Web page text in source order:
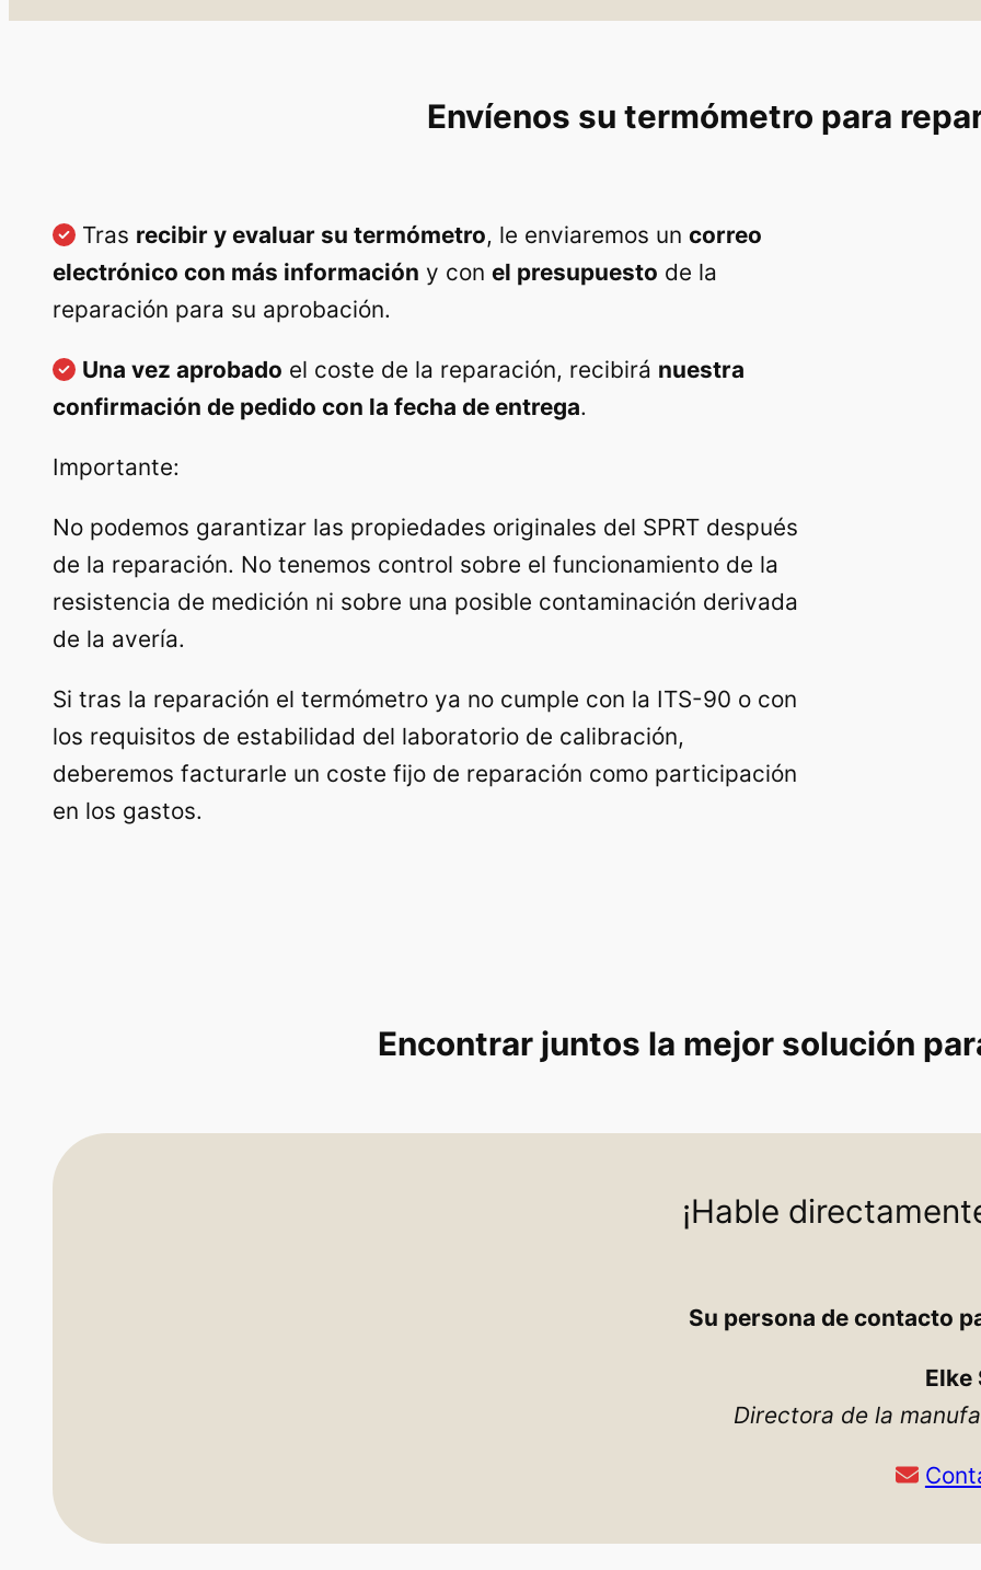
Envíenos su termómetro para
Tras recibir y evaluar su termómetro, le enviaremos un correo
electrónico con más información y con el presupuesto de la
reparación para su aprobación.
Una vez aprobado el coste de la reparación, recibirá nuestra
confirmación de pedido con la fecha de entrega.
Importante:
No podemos garantizar las propiedades originales del SPRT después
de la reparación. No tenemos control sobre el funcionamiento de la
resistencia de medición ni sobre una posible contaminación derivada
de la avería.
Si tras la reparación el termómetro ya no cumple con la ITS-90 o con
los requisitos de estabilidad del laboratorio de calibración,
deberemos facturarle un coste fijo de reparación como participación
en los gastos.
Encontrar juntos la mejor solución
¡Hable
Su persona de contacto
Elke
Directora de la